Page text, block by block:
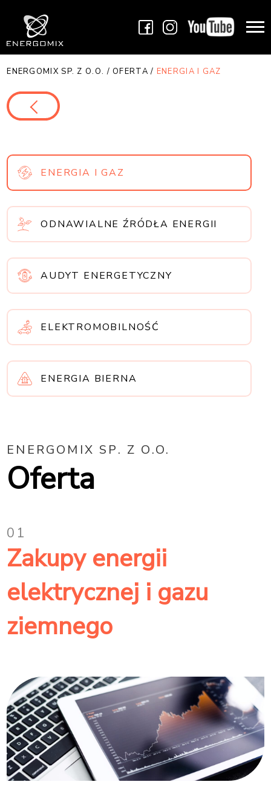
ENERGOMIX SP. Z O.O. /OFERTA / ENERGIA I GAZ
ENERGIA I GAZ
ODNAWIALNE ŹRÓDŁA ENERGII
AUDYT ENERGETYCZNY
ELEKTROMOBILNOŚĆ
ENERGIA BIERNA
ENERGOMIX SP. Z O.O.
Oferta
01
Zakupy energii
elektrycznej i gazu
ziemnego